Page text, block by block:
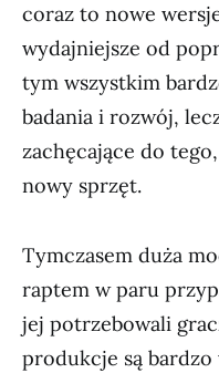
coraz to nowe
wydajniejsze od
tym wszystkim
badania i rozwój,
zachęcające do
nowy sprzęt.
Tymczasem duża
raptem w paru
jej potrzebowali
produkcje są